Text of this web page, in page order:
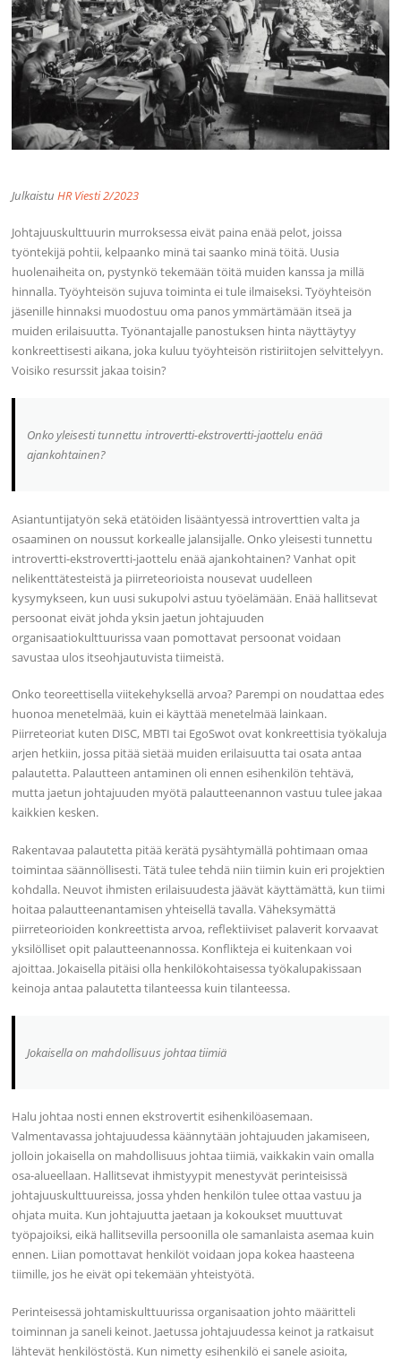
JulkaistuHR Viesti 2/2023
Johtajuuskulttuurin murroksessa eivät paina enää pelot, joissa
työntekijä pohtii, kelpaanko minä tai saanko minä töitä. Uusia
huolenaiheita on, pystynkö tekemään töitä muiden kanssa ja millä
hinnalla. Työyhteisön sujuva toiminta ei tule ilmaiseksi. Työyhteisön
jäsenille hinnaksi muodostuu oma panos ymmärtämään itseä ja
muiden erilaisuutta. Työnantajalle panostuksen hinta näyttäytyy
konkreettisesti aikana, joka kuluu työyhteisön ristiriitojen selvittelyyn.
Voisiko resurssit jakaa toisin?
Onko yleisesti tunnettu introvertti-ekstrovertti-jaottelu enää
ajankohtainen?
Asiantuntijatyön sekä etätöiden lisääntyessä introverttien valta ja
osaaminen on noussut korkealle jalansijalle. Onko yleisesti tunnettu
introvertti-ekstrovertti-jaottelu enää ajankohtainen? Vanhat opit
nelikenttätesteistä ja piirreteorioista nousevat uudelleen
kysymykseen, kun uusi sukupolvi astuu työelämään. Enää hallitsevat
persoonat eivät johda yksin jaetun johtajuuden
organisaatiokulttuurissa vaan pomottavat persoonat voidaan
savustaa ulos itseohjautuvista tiimeistä.
Onko teoreettisella viitekehyksellä arvoa? Parempi on noudattaa edes
huonoa menetelmää, kuin ei käyttää menetelmää lainkaan.
Piirreteoriat kuten DISC, MBTI tai EgoSwot ovat konkreettisia työkaluja
arjen hetkiin, jossa pitää sietää muiden erilaisuutta tai osata antaa
palautetta. Palautteen antaminen oli ennen esihenkilön tehtävä,
mutta jaetun johtajuuden myötä palautteenannon vastuu tulee jakaa
kaikkien kesken.
Rakentavaa palautetta pitää kerätä pysähtymällä pohtimaan omaa
toimintaa säännöllisesti. Tätä tulee tehdä niin tiimin kuin eri projektien
kohdalla. Neuvot ihmisten erilaisuudesta jäävät käyttämättä, kun tiimi
hoitaa palautteenantamisen yhteisellä tavalla. Väheksymättä
piirreteorioiden konkreettista arvoa, reflektiiviset palaverit korvaavat
yksilölliset opit palautteenannossa. Konflikteja ei kuitenkaan voi
ajoittaa. Jokaisella pitäisi olla henkilökohtaisessa työkalupakissaan
keinoja antaa palautetta tilanteessa kuin tilanteessa.
Jokaisella on mahdollisuus johtaa tiimiä
Halu johtaa nosti ennen ekstrovertit esihenkilöasemaan.
Valmentavassa johtajuudessa käännytään johtajuuden jakamiseen,
jolloin jokaisella on mahdollisuus johtaa tiimiä, vaikkakin vain omalla
osa-alueellaan. Hallitsevat ihmistyypit menestyvät perinteisissä
johtajuuskulttuureissa, jossa yhden henkilön tulee ottaa vastuu ja
ohjata muita. Kun johtajuutta jaetaan ja kokoukset muuttuvat
työpajoiksi, eikä hallitsevilla persoonilla ole samanlaista asemaa kuin
ennen. Liian pomottavat henkilöt voidaan jopa kokea haasteena
tiimille, jos he eivät opi tekemään yhteistyötä.
Perinteisessä johtamiskulttuurissa organisaation johto määritteli
toiminnan ja saneli keinot. Jaetussa johtajuudessa keinot ja ratkaisut
lähtevät henkilöstöstä. Kun nimetty esihenkilö ei sanele asioita,